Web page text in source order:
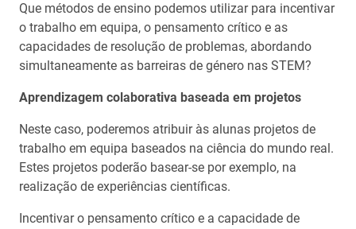
Que métodos de ensino podemos utilizar para incentivar
o trabalho em equipa, o pensamento crítico e as
capacidades de resolução de problemas, abordando
simultaneamente as barreiras de género nas STEM?
Aprendizagem colaborativa baseada em projetos
Neste caso, poderemos atribuir às alunas projetos de
trabalho em equipa baseados na ciência do mundo real.
Estes projetos poderão basear-se por exemplo, na
realização de experiências científicas.
Incentivar o pensamento crítico e a capacidade de